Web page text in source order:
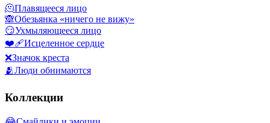
🫠Плавящееся лицо
🙈Обезьянка «ничего не вижу»
😏Ухмыляющееся лицо
❤️‍🩹Исцеленное сердце
❌Значок креста
🫂Люди обнимаются
Коллекции